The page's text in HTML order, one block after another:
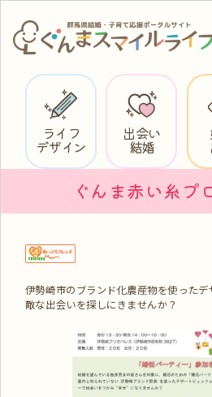
ライフ
デザイン
出会い
結婚
ぐんま赤い糸プ
伊勢崎市のブランド化農産物を使った
敵な出会いを探しにきませんか？